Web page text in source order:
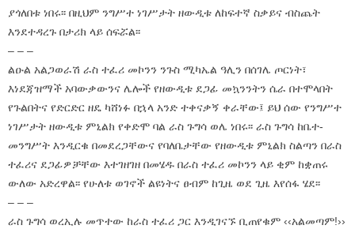
ያጎለበቱ ነበሩ፡፡ በዚህም ንግሥተ ነገሥታት ዘውዲቱ ለከፍተኛ ስቃይና ብስጨት
እንደተዳረጉ በታሪክ ላይ ሰፍሯል፡፡
– – –
ልዑል አልጋወራሽ ራስ ተፈሪ መኮንን ንጉስ ሚካኤል ዓሊን በሰገሌ ጦርነት፣
እነደጃዝማች አባውቃውንና ሌሎች የዘውዲቱ ደጋፊ መኳንንትን ሴራ በተሞላበት
የጉልበትና የድርድር ዘዴ ካሸነፉ በኋላ አንድ ተቀናቃኝ ቀራቸው፤ ይህ ሰው የንግሥተ
ነገሥታት ዘውዲቱ ምኒልክ የቀድሞ ባል ራስ ጉግሳ ወሌ ነበሩ፡፡ ራስ ጉግሳ ከቤተ-
መንግሥት እንዲርቁ በመደረጋቸውና የባለቤታቸው የዘውዲቱ ምኒልክ ስልጣን በራስ
ተፈሪና ደጋፊዎቻቸው እተገዘገዘ በመሄዱ በራስ ተፈሪ መኮንን ላይ ቂም ከቋጠሩ
ውለው አድረዋል፡፡ የሁለቱ ወገኖች ልዩነትና ፀብም ከጊዜ ወደ ጊዜ እየሰፋ ሄደ፡፡
– – –
ራስ ጉግሳ ወረኢሉ መጥተው ከራስ ተፈሪ ጋር እንዲገናኙ ቢጠየቁም ‹‹አልመጣም!››